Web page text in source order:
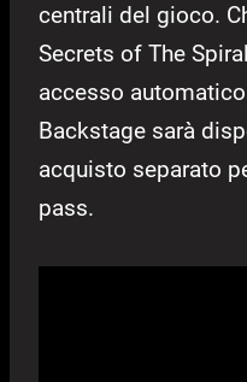
centrali del gioco.
Secrets of The
accesso
Backstage sarà
acquisto separato
pass.